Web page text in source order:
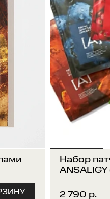
Набор
ANSALIGY
2 790 р.